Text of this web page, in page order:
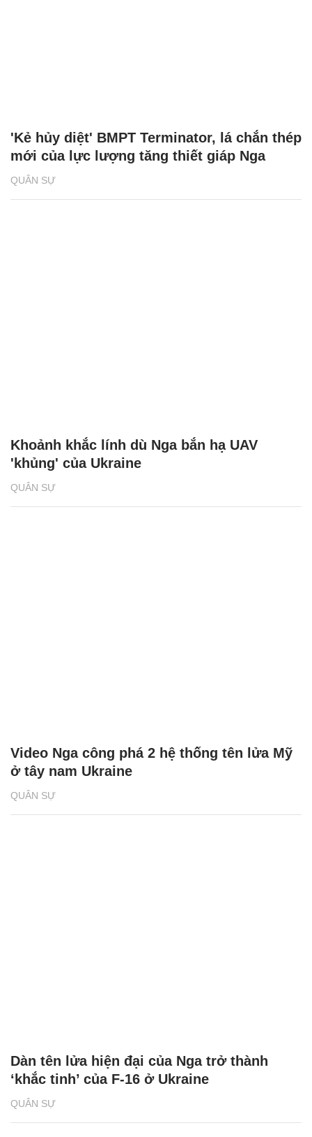
QUÂN SỰ
'Kẻ hủy diệt' BMPT Terminator, lá chắn thép
mới của lực lượng tăng thiết giáp Nga
QUÂN SỰ
Khoảnh khắc lính dù Nga bắn hạ UAV
'khủng' của Ukraine
QUÂN SỰ
Video Nga công phá 2 hệ thống tên lửa Mỹ
ở tây nam Ukraine
QUÂN SỰ
Dàn tên lửa hiện đại của Nga trở thành
‘khắc tinh’ của F-16 ở Ukraine